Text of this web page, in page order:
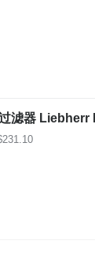
滤器 Liebherr